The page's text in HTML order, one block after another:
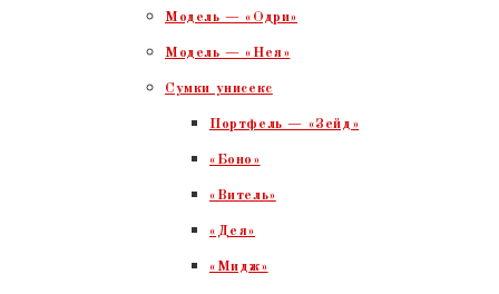
Модель — «Одри»
Модель — «Нея»
Сумки унисекс
Портфель — «Зейд»
«Боно»
«Витель»
«Дея»
«Мидж»